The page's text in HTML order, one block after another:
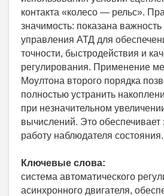
контакта «колесо — рельс».
значимость: показана
управления АТД для
точности, быстродействия и
регулирования. Применение
Моултона второго порядка
полностью устранить
при незначительном
вычислений. Это
работу наблюдателя состояния.
Ключевые слова:
система автоматического
асинхронного двигателя,